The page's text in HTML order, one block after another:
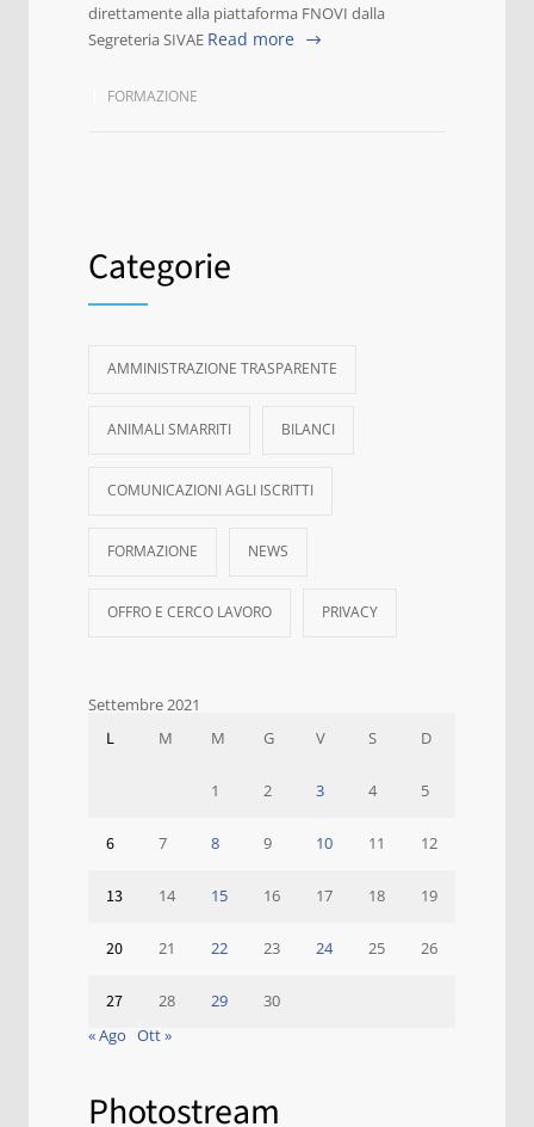
direttamente alla piattaforma FNOVI dalla
Segreteria SIVAE Read more
FORMAZIONE
Categorie
AMMINISTRAZIONE TRASPARENTE
ANIMALI SMARRITI BILANCI
COMUNICAZIONI AGLI ISCRITTI
FORMAZIONE NEWS
OFFRO E CERCO LAVORO PRIVACY
Settembre 2021
L M M G V S D
1 2 3 4 5
6 7 8 9 10 11 12
13 14 15 16 17 18 19
20 21 22 23 24 25 26
27 28 29
30
« Ago Ott »
Photostream